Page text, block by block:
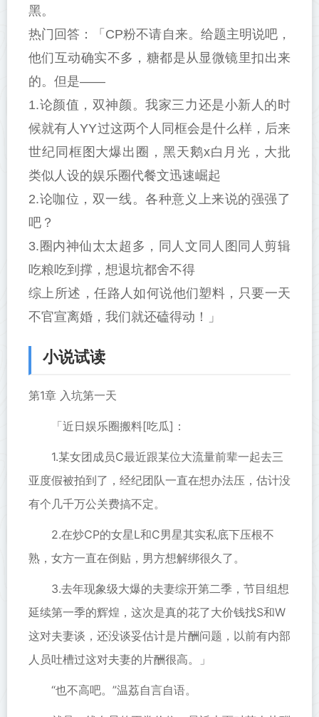
黑。
热门回答：「CP粉不请自来。给题主明说吧，
他们互动确实不多，糖都是从显微镜里扣出来
的。但是——
1.论颜值，双神颜。我家三力还是小新人的时
候就有人YY过这两个人同框会是什么样，后来
世纪同框图大爆出圈，黑天鹅x白月光，大批
类似人设的娱乐圈代餐文迅速崛起
2.论咖位，双一线。各种意义上来说的强强了
吧？
3.圈内神仙太太超多，同人文同人图同人剪辑
吃粮吃到撑，想退坑都舍不得
综上所述，任路人如何说他们塑料，只要一天
不官宣离婚，我们就还磕得动！」
小说试读
第1章 入坑第一天
「近日娱乐圈搬料[吃瓜]：
1.某女团成员C最近跟某位大流量前辈一起去三
亚度假被拍到了，经纪团队一直在想办法压，估计没
有个几千万公关费搞不定。
2.在炒CP的女星L和C男星其实私底下压根不
熟，女方一直在倒贴，男方想解绑很久了。
3.去年现象级大爆的夫妻综开第二季，节目组想
延续第一季的辉煌，这次是真的花了大价钱找S和W
这对夫妻谈，还没谈妥估计是片酬问题，以前有内部
人员吐槽过这对夫妻的片酬很高。」
“也不高吧。”温荔自言自语。